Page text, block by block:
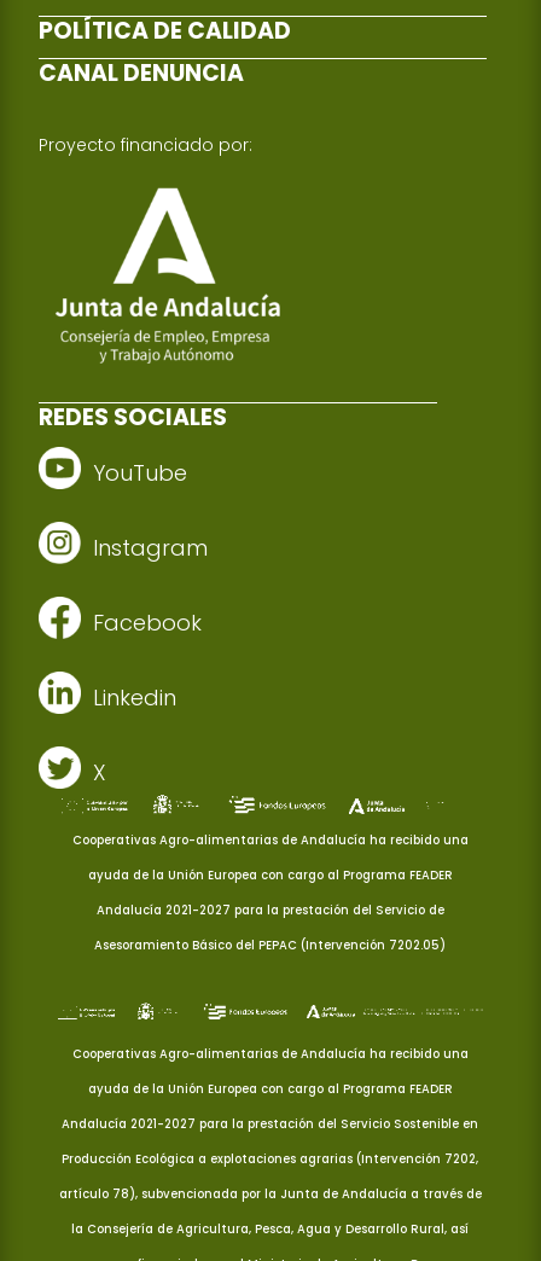
POLÍTICA DE CALIDAD
CANAL DENUNCIA
Proyecto financiado por:
REDES SOCIALES
YouTube
Instagram
Facebook
Linkedin
X
Cooperativas Agro-alimentarias de Andalucía ha recibido una
ayuda de la Unión Europea con cargo al Programa FEADER
Andalucía 2021-2027 para la prestación del Servicio de
Asesoramiento Básico del PEPAC (Intervención 7202.05)
Cooperativas Agro-alimentarias de Andalucía ha recibido una
ayuda de la Unión Europea con cargo al Programa FEADER
Andalucía 2021-2027 para la prestación del Servicio Sostenible en
Producción Ecológica a explotaciones agrarias (Intervención 7202,
artículo 78), subvencionada por la Junta de Andalucía a través de
la Consejería de Agricultura, Pesca, Agua y Desarrollo Rural, así